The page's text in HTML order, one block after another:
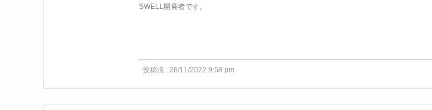
SWELL開発者です。
投稿済 : 28/11/2022 9:58 pm